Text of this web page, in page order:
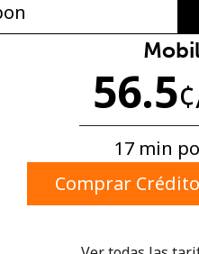
No se ha
Mínimo 8 caracteres
Una letra mayúscula y una
Un caracter especial
56.5¢
17 min
Comprar